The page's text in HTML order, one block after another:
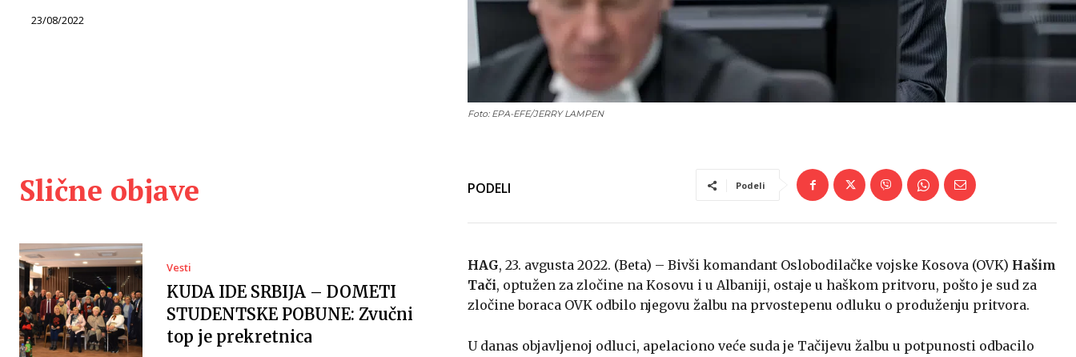
23/08/2022
Foto: EPA-EFE/JERRY LAMPEN
Slične objave
Vesti
KUDA IDE SRBIJA – DOMETI
STUDENTSKE POBUNE: Zvučni
top je prekretnica
PODELI Podeli
HAG, 23. avgusta 2022. (Beta) – Bivši komandant Oslobodilačke vojske Kosova (OVK) Hašim
Tači, optužen za zločine na Kosovu i u Albaniji, ostaje u haškom pritvoru, pošto je sud za
zločine boraca OVK odbilo njegovu žalbu na prvostepenu odluku o produženju pritvora.
U danas objavljenoj odluci, apelaciono veće suda je Tačijevu žalbu u potpunosti odbacilo